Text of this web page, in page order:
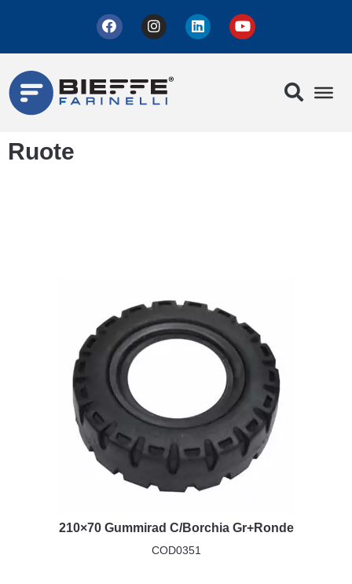
Ruote
210×70 Gummirad C/Borchia Gr+Ronde
COD0351